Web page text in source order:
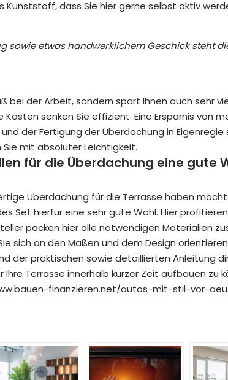
dass Sie hier gerne selbst aktiv
sowie etwas handwerklichem Geschick steht
bei der Arbeit, sondern spart Ihnen auch sehr
Kosten senken Sie effizient. Eine Ersparnis von
der Fertigung der Überdachung in
mit absoluter Leichtigkeit.
für die Überdachung eine gute
Überdachung für die Terrasse haben
Set hierfür eine sehr gute Wahl. Hier
packen hier alle notwendigen Materialien
sich an den Maßen und dem Design
der praktischen sowie detaillierten Anleitung
Terrasse innerhalb kurzer Zeit aufbauen zu
finanzieren.net/autos-mit-stil-vor-